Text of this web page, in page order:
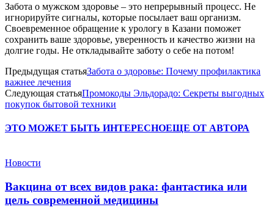
Забота о мужском здоровье – это непрерывный процесс. Не
игнорируйте сигналы, которые посылает ваш организм.
Своевременное обращение к урологу в Казани поможет
сохранить ваше здоровье, уверенность и качество жизни на
долгие годы. Не откладывайте заботу о себе на потом!
Предыдущая статьяЗабота о здоровье: Почему профилактика
важнее лечения
Следующая статьяПромокоды Эльдорадо: Секреты выгодных
покупок бытовой техники
ЭТО МОЖЕТ БЫТЬ ИНТЕРЕСНОЕЩЕ ОТ АВТОРА
Новости
Вакцина от всех видов рака: фантастика или
цель современной медицины